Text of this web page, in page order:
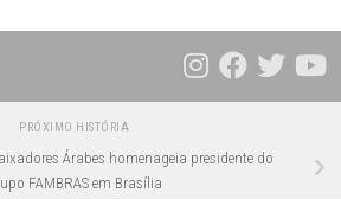
PRÓXIMO HISTÓRIA
Árabes homenageia presidente do
FAMBRAS em Brasília